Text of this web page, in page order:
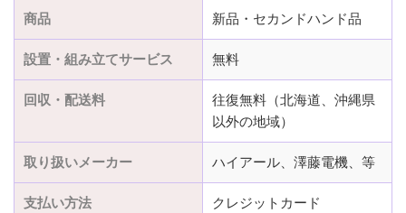
商品 新品・セカンドハンド品
設置・組み立てサービス 無料
回収・配送料
往復無料（北海道、沖縄県
以外の地域）
取り扱いメーカー ハイアール、澤藤電機、等
支払い方法 クレジットカード